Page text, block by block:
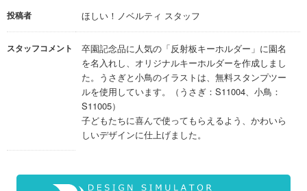
投稿者 ほしい！ノベルティ スタッフ
スタッフコメント
卒園記念品に人気の「反射板キーホルダー」に園名
を名入れし、オリジナルキーホルダーを作成しまし
た。うさぎと小鳥のイラストは、無料スタンプツー
ルを使用しています。（うさぎ：S11004、小鳥：
S11005）
子どもたちに喜んで使ってもらえるよう、かわいら
しいデザインに仕上げました。